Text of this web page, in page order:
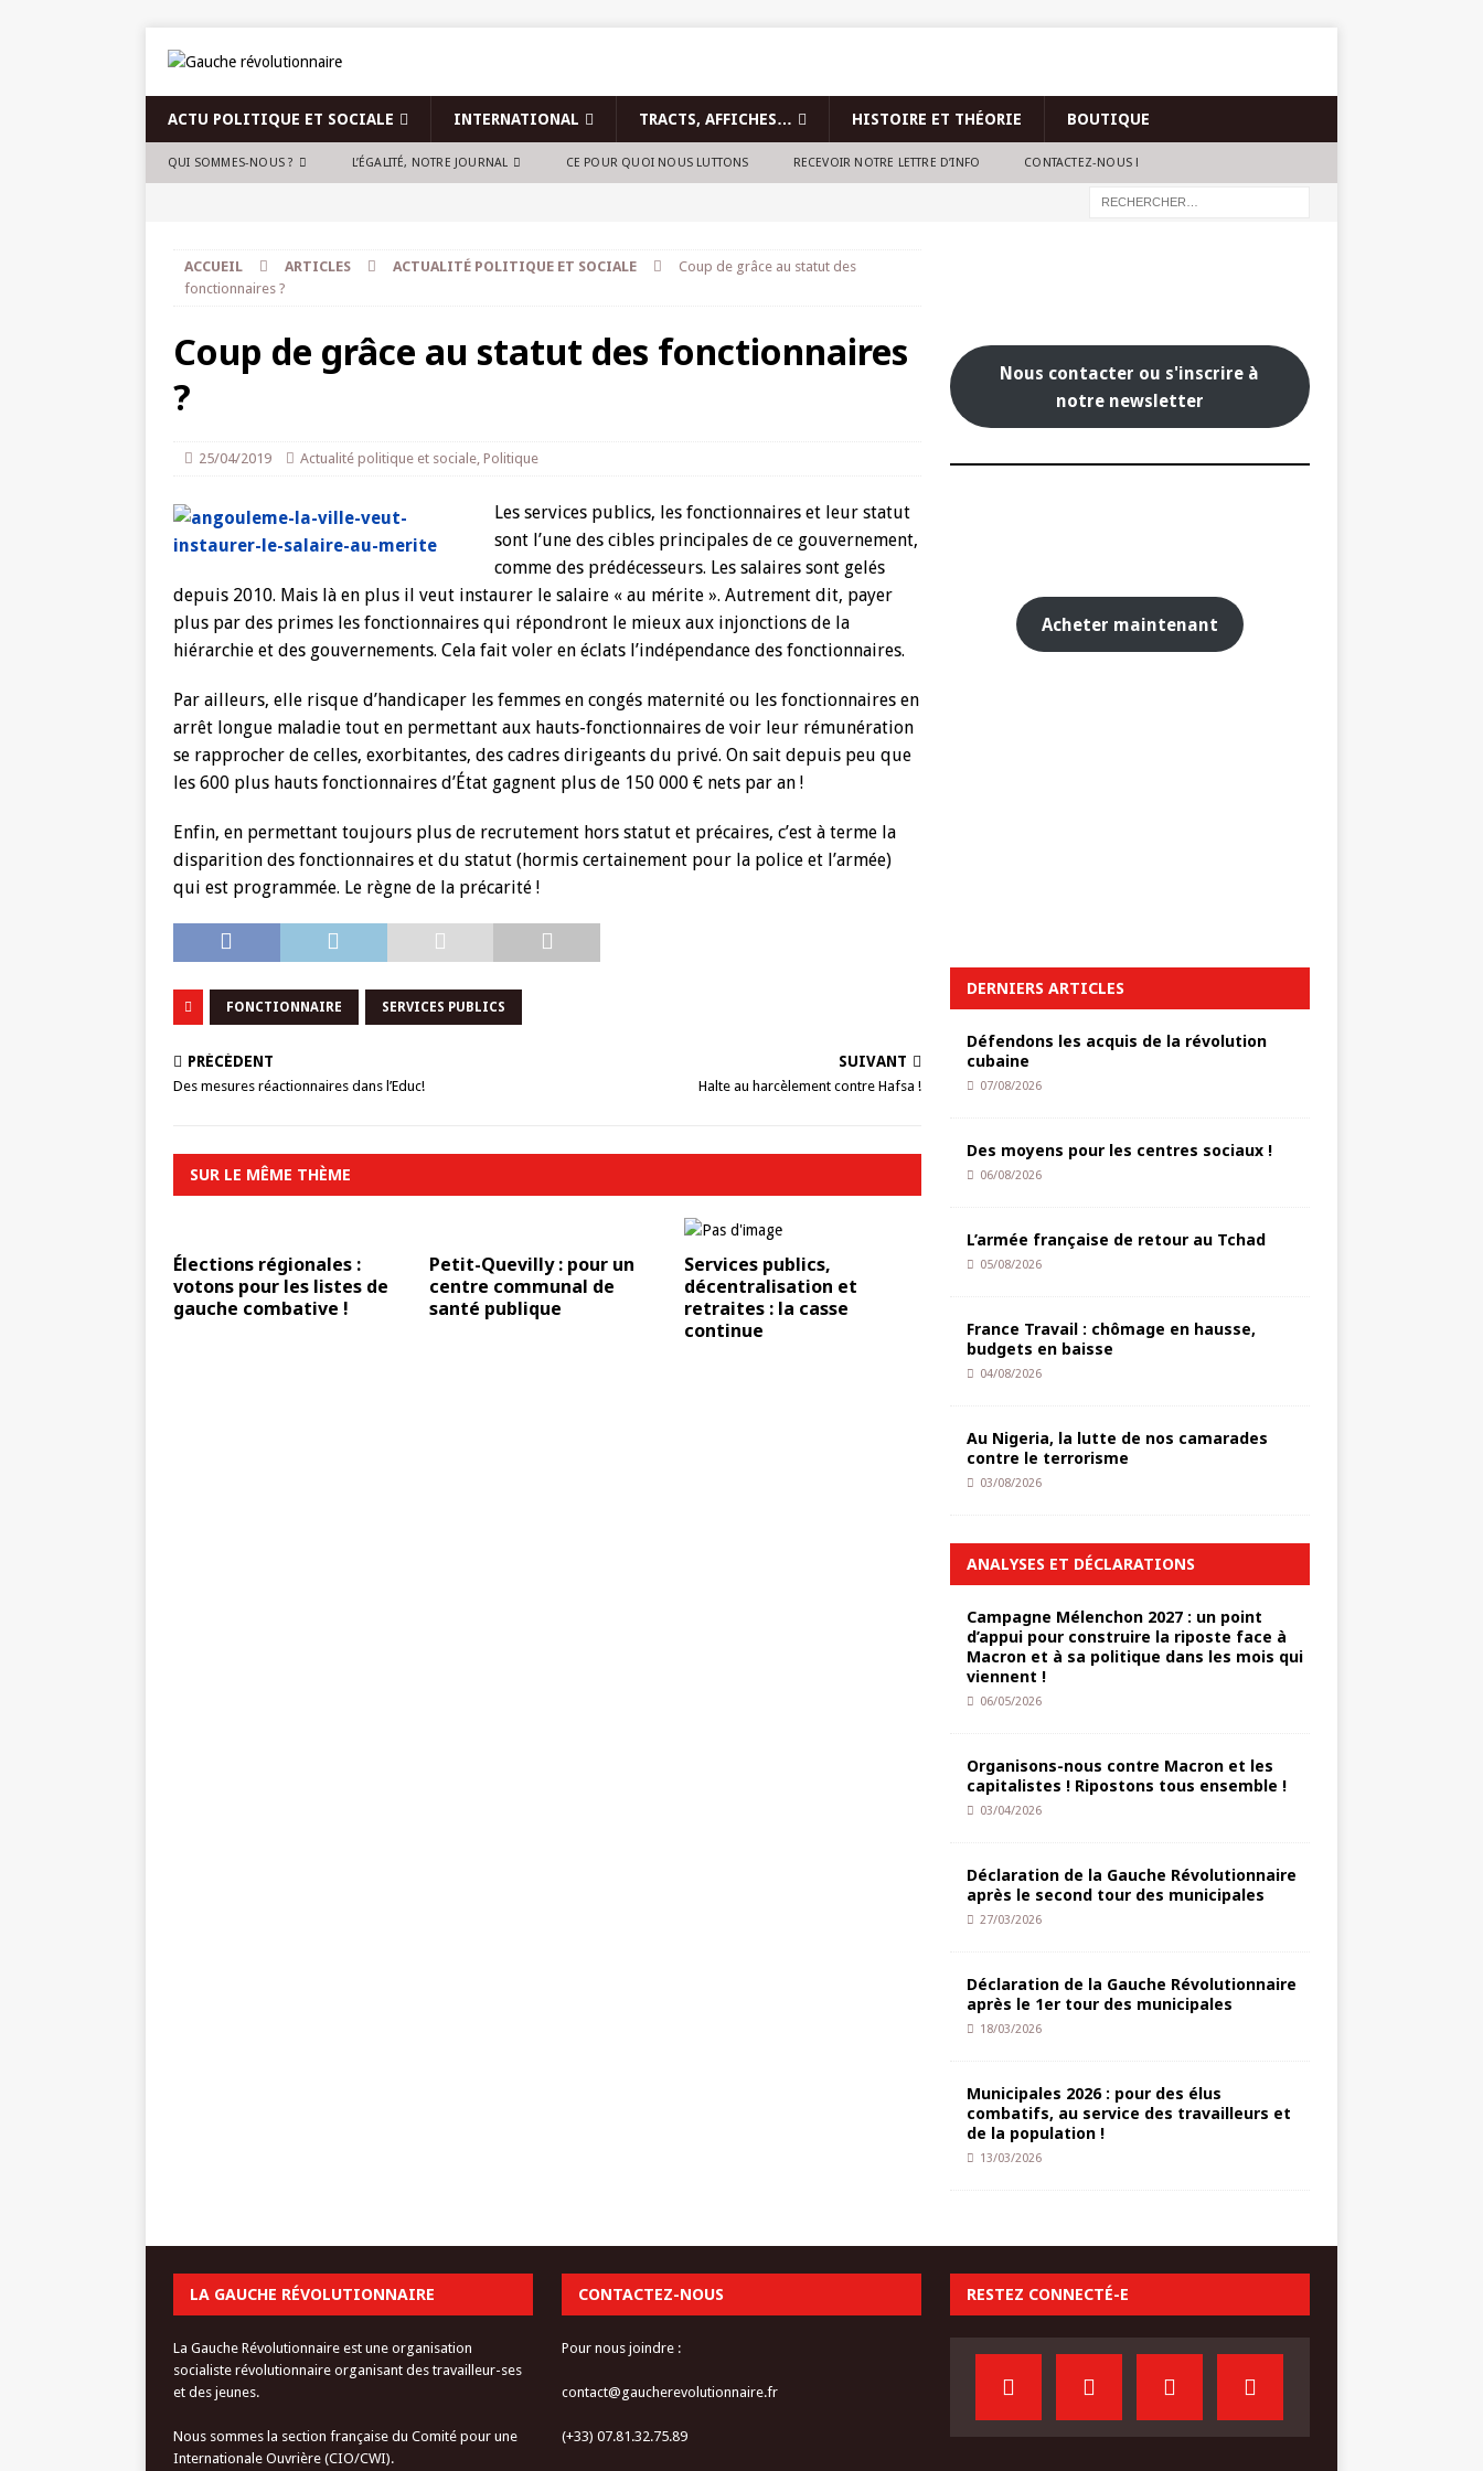
ACTU POLITIQUE ET SOCIALE INTERNATIONAL TRACTS, AFFICHES… HISTOIRE ET THÉORIE BOUTIQUE
QUI SOMMES-NOUS ? L’ÉGALITÉ, NOTRE JOURNAL CE POUR QUOI NOUS LUTTONS RECEVOIR NOTRE LETTRE D’INFO CONTACTEZ-NOUS !
ACCUEIL ARTICLES ACTUALITÉ POLITIQUE ET SOCIALE
Coup de grâce au statut des
fonctionnaires ?
Coup de grâce au statut des fonctionnaires
?
25/04/2019 Actualité politique et sociale, Politique
Les services publics, les fonctionnaires et leur statut
sont l’une des cibles principales de ce gouvernement,
comme des prédécesseurs. Les salaires sont gelés
depuis 2010. Mais là en plus il veut instaurer le salaire « au mérite ». Autrement dit, payer
plus par des primes les fonctionnaires qui répondront le mieux aux injonctions de la
hiérarchie et des gouvernements. Cela fait voler en éclats l’indépendance des fonctionnaires.
Par ailleurs, elle risque d’handicaper les femmes en congés maternité ou les fonctionnaires en
arrêt longue maladie tout en permettant aux hauts-fonctionnaires de voir leur rémunération
se rapprocher de celles, exorbitantes, des cadres dirigeants du privé. On sait depuis peu que
les 600 plus hauts fonctionnaires d’État gagnent plus de 150 000 € nets par an !
Enfin, en permettant toujours plus de recrutement hors statut et précaires, c’est à terme la
disparition des fonctionnaires et du statut (hormis certainement pour la police et l’armée)
qui est programmée. Le règne de la précarité !
FONCTIONNAIRE SERVICES PUBLICS
PRÉCÉDENT
Des mesures réactionnaires dans l’Educ!
SUIVANT
Halte au harcèlement contre Hafsa !
SUR LE MÊME THÈME
Élections régionales :
votons pour les listes de
gauche combative !
Petit-Quevilly : pour un
centre communal de
santé publique
Services publics,
décentralisation et
retraites : la casse
continue
Nous contacter ou s'inscrire à
notre newsletter
Acheter maintenant
DERNIERS ARTICLES
Défendons les acquis de la révolution
cubaine
07/08/2026
Des moyens pour les centres sociaux !
06/08/2026
L’armée française de retour au Tchad
05/08/2026
France Travail : chômage en hausse,
budgets en baisse
04/08/2026
Au Nigeria, la lutte de nos camarades
contre le terrorisme
03/08/2026
ANALYSES ET DÉCLARATIONS
Campagne Mélenchon 2027 : un point
d’appui pour construire la riposte face à
Macron et à sa politique dans les mois qui
viennent !
06/05/2026
Organisons-nous contre Macron et les
capitalistes ! Ripostons tous ensemble !
03/04/2026
Déclaration de la Gauche Révolutionnaire
après le second tour des municipales
27/03/2026
Déclaration de la Gauche Révolutionnaire
après le 1er tour des municipales
18/03/2026
Municipales 2026 : pour des élus
combatifs, au service des travailleurs et
de la population !
13/03/2026
LA GAUCHE RÉVOLUTIONNAIRE
La Gauche Révolutionnaire est une organisation
socialiste révolutionnaire organisant des travailleur-ses
et des jeunes.
Nous sommes la section française du Comité pour une
Internationale Ouvrière (CIO/CWI).
CONTACTEZ-NOUS
Pour nous joindre :
contact@gaucherevolutionnaire.fr
(+33) 07.81.32.75.89
RESTEZ CONNECTÉ-E